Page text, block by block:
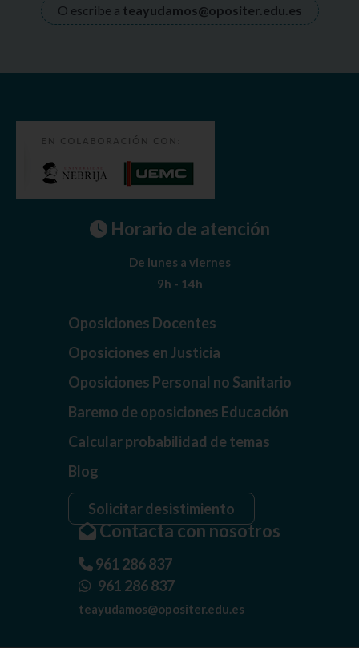
O escribe a teayudamos@opositer.edu.es
Horario de atención
De lunes a viernes
9h - 14h
Oposiciones Docentes
Oposiciones en Justicia
Oposiciones Personal no Sanitario
Baremo de oposiciones Educación
Calcular probabilidad de temas
Blog
Solicitar desistimiento
Contacta con nosotros
961 286 837
961 286 837
teayudamos@opositer.edu.es